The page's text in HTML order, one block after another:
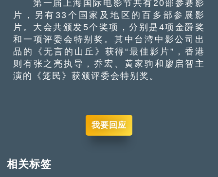
第一届上海国际电影节共有20部参赛影
片，另有33个国家及地区的百多部参展影
片。大会共颁发5个奖项，分别是4项金爵奖
和一项评委会特别奖。其中台湾中影公司出
品的《无言的山丘》获得“最佳影片”，香港
则有张之亮执导，乔宏、黄家驹和廖启智主
演的《笼民》获颁评委会特别奖。
我要回应
相关标签